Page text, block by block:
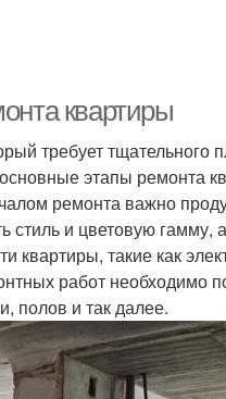
квартиры
требует тщательного
этапы ремонта
ремонта важно
и цветовую гамму,
квартиры, такие как
работ необходимо
полов и так далее.